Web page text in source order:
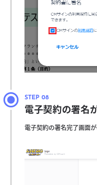
電子契約の署名
電子契約の署名完了画面